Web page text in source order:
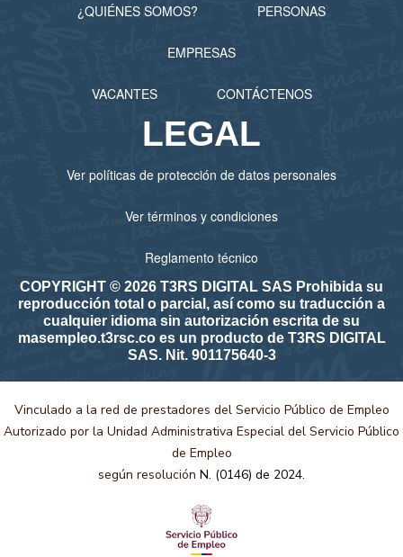
¿QUIÉNES SOMOS? PERSONAS
EMPRESAS
VACANTES CONTÁCTENOS
LEGAL
Ver políticas de protección de datos personales
Ver términos y condiciones
Reglamento técnico
COPYRIGHT © 2026 T3RS DIGITAL SAS Prohibida su
reproducción total o parcial, así como su traducción a
cualquier idioma sin autorización escrita de su
masempleo.t3rsc.co es un producto de T3RS DIGITAL
SAS. Nit. 901175640-3
Vinculado a la red de prestadores del Servicio Público de Empleo
Autorizado por la Unidad Administrativa Especial del Servicio Público
de Empleo
según resolución N. (0146) de 2024.